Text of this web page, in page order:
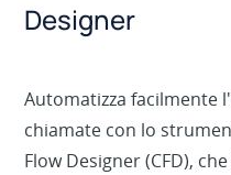
Designer
Automatizza facilmente
chiamate con lo
Flow Designer (CFD),